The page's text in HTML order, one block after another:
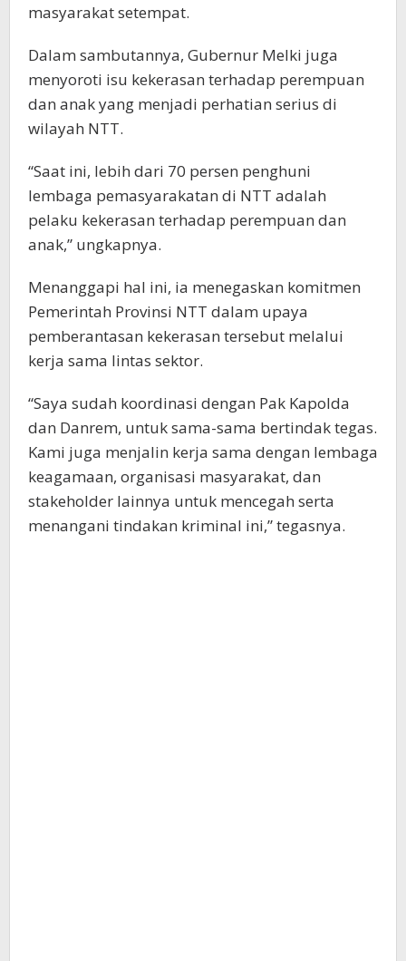
masyarakat setempat.
Dalam sambutannya, Gubernur Melki juga
menyoroti isu kekerasan terhadap perempuan
dan anak yang menjadi perhatian serius di
wilayah NTT.
“Saat ini, lebih dari 70 persen penghuni
lembaga pemasyarakatan di NTT adalah
pelaku kekerasan terhadap perempuan dan
anak,” ungkapnya.
Menanggapi hal ini, ia menegaskan komitmen
Pemerintah Provinsi NTT dalam upaya
pemberantasan kekerasan tersebut melalui
kerja sama lintas sektor.
“Saya sudah koordinasi dengan Pak Kapolda
dan Danrem, untuk sama-sama bertindak tegas.
Kami juga menjalin kerja sama dengan lembaga
keagamaan, organisasi masyarakat, dan
stakeholder lainnya untuk mencegah serta
menangani tindakan kriminal ini,” tegasnya.